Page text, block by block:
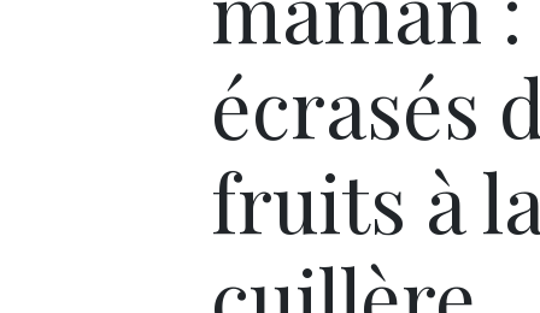
écrasés
fruits à